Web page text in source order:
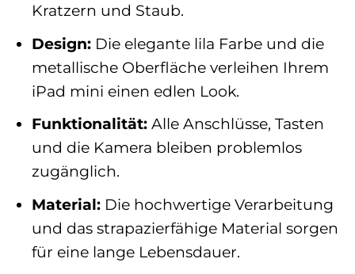
Kratzern und Staub.
Design: Die elegante lila Farbe und die
metallische Oberfläche verleihen Ihrem
iPad mini einen edlen Look.
Funktionalität: Alle Anschlüsse, Tasten
und die Kamera bleiben problemlos
zugänglich.
Material: Die hochwertige Verarbeitung
und das strapazierfähige Material sorgen
für eine lange Lebensdauer.